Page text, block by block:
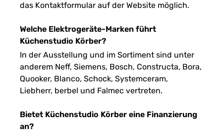
das Kontaktformular auf der Website möglich.
Welche Elektrogeräte-Marken führt
Küchenstudio Körber?
In der Ausstellung und im Sortiment sind unter
anderem Neff, Siemens, Bosch, Constructa, Bora,
Quooker, Blanco, Schock, Systemceram,
Liebherr, berbel und Falmec vertreten.
Bietet Küchenstudio Körber eine Finanzierung
an?